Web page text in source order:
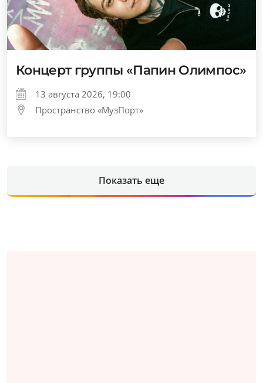
Концерт группы «Папин Олимпос»
13 августа 2026, 19:00
Пространство «МузПорт»
Показать еще